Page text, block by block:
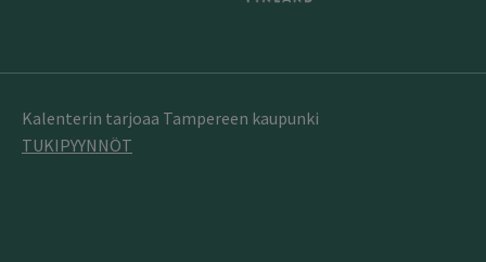
Kalenterin tarjoaa Tampereen kaupunki
TUKIPYYNNÖT